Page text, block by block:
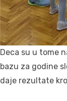
Deca su u tome
bazu za godine
daje rezultate